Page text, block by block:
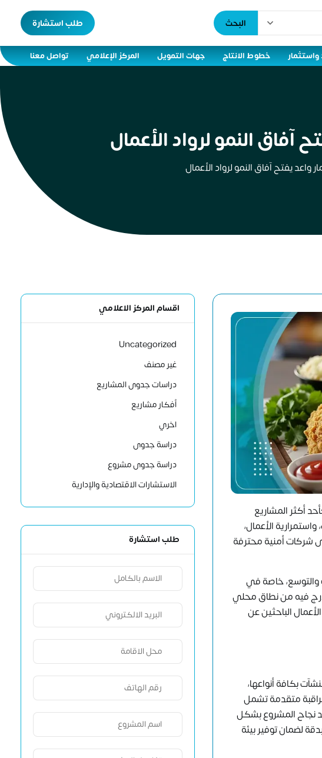
البحث طلب استشارة
واستثمار خطوط الانتاج جهات التمويل المركز الإعلامي تواصل معنا
النمو لرواد الأعمال
يفتح آفاق النمو لرواد الأعمال
أكثر المشاريع
الأعمال،
شركات أمنية محترفة
والتوسع، خاصة في
فيه من نطاق محلي
الباحثين عن
بكافة أنواعها،
مراقبة متقدمة تشمل
نجاح المشروع بشكل
لضمان توفير بيئة
اقسام المركز الاعلامي
Uncategorized
غير مصنف
دراسات جدوى المشاريع
أفكار مشاريع
اخري
دراسة جدوى
دراسة جدوى مشروع
الاستشارات الاقتصادية والإدارية
طلب استشارة